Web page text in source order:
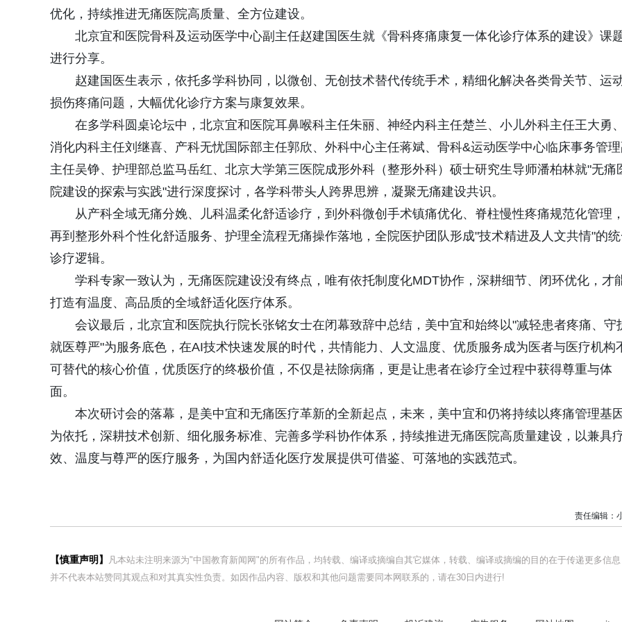
优化，持续推进无痛医院高质量、全方位建设。
北京宜和医院骨科及运动医学中心副主任赵建国医生就《骨科疼痛康复一体化诊疗体系的建设》课
进行分享。
赵建国医生表示，依托多学科协同，以微创、无创技术替代传统手术，精细化解决各类骨关节、运
损伤疼痛问题，大幅优化诊疗方案与康复效果。
在多学科圆桌论坛中，北京宜和医院耳鼻喉科主任朱丽、神经内科主任楚兰、小儿外科主任王大勇、
消化内科主任刘继喜、产科无忧国际部主任郭欣、外科中心主任蒋斌、骨科&运动医学中心临床事务管理
主任吴铮、护理部总监马岳红、北京大学第三医院成形外科（整形外科）硕士研究生导师潘柏林就"无痛
院建设的探索与实践"进行深度探讨，各学科带头人跨界思辨，凝聚无痛建设共识。
从产科全域无痛分娩、儿科温柔化舒适诊疗，到外科微创手术镇痛优化、脊柱慢性疼痛规范化管理，
再到整形外科个性化舒适服务、护理全流程无痛操作落地，全院医护团队形成"技术精进及人文共情"的
诊疗逻辑。
学科专家一致认为，无痛医院建设没有终点，唯有依托制度化MDT协作，深耕细节、闭环优化，才
打造有温度、高品质的全域舒适化医疗体系。
会议最后，北京宜和医院执行院长张铭女士在闭幕致辞中总结，美中宜和始终以"减轻患者疼痛、守
就医尊严"为服务底色，在AI技术快速发展的时代，共情能力、人文温度、优质服务成为医者与医疗机构
可替代的核心价值，优质医疗的终极价值，不仅是祛除病痛，更是让患者在诊疗全过程中获得尊重与体
面。
本次研讨会的落幕，是美中宜和无痛医疗革新的全新起点，未来，美中宜和仍将持续以疼痛管理基因
为依托，深耕技术创新、细化服务标准、完善多学科协作体系，持续推进无痛医院高质量建设，以兼具
效、温度与尊严的医疗服务，为国内舒适化医疗发展提供可借鉴、可落地的实践范式。
责任编辑：
【慎重声明】
凡本站未注明来源为"中国教育新闻网"的所有作品，均转载、编译或摘编自其它媒体，转载、编译或摘编的目的在于传递更多信息
并不代表本站赞同其观点和对其真实性负责。如因作品内容、版权和其他问题需要同本网联系的，请在30日内进行!